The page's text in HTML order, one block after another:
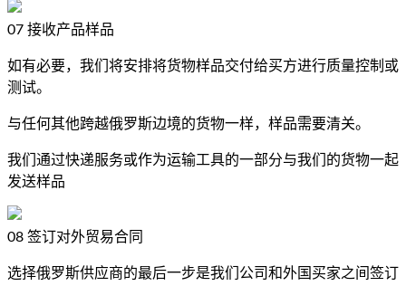
07 接收产品样品
如有必要，我们将安排将货物样品交付给买方进行质量控制或
测试。
与任何其他跨越俄罗斯边境的货物一样，样品需要清关。
我们通过快递服务或作为运输工具的一部分与我们的货物一起
发送样品
08 签订对外贸易合同
选择俄罗斯供应商的最后一步是我们公司和外国买家之间签订